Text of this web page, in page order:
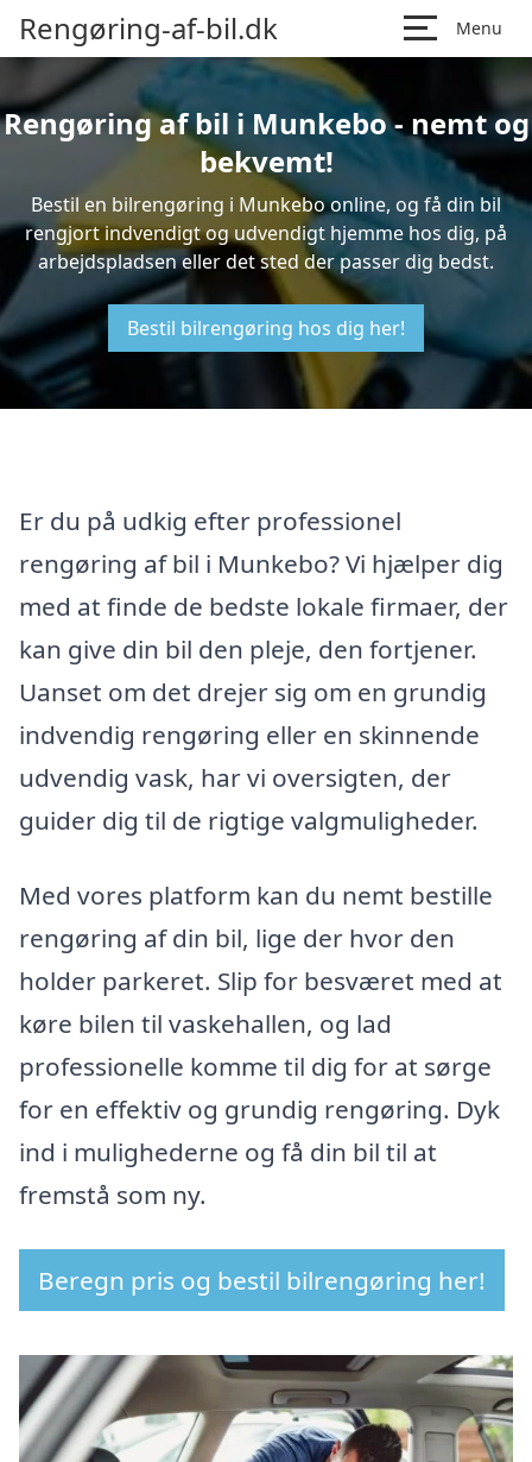
Rengøring-af-bil.dk Menu
Rengøring af bil i Munkebo - nemt og
bekvemt!
Bestil en bilrengøring i Munkebo online, og få din bil
rengjort indvendigt og udvendigt hjemme hos dig, på
arbejdspladsen eller det sted der passer dig bedst.
Bestil bilrengøring hos dig her!
Er du på udkig efter professionel
rengøring af bil i Munkebo? Vi hjælper dig
med at finde de bedste lokale firmaer, der
kan give din bil den pleje, den fortjener.
Uanset om det drejer sig om en grundig
indvendig rengøring eller en skinnende
udvendig vask, har vi oversigten, der
guider dig til de rigtige valgmuligheder.
Med vores platform kan du nemt bestille
rengøring af din bil, lige der hvor den
holder parkeret. Slip for besværet med at
køre bilen til vaskehallen, og lad
professionelle komme til dig for at sørge
for en effektiv og grundig rengøring. Dyk
ind i mulighederne og få din bil til at
fremstå som ny.
Beregn pris og bestil bilrengøring her!